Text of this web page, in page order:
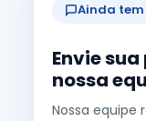
Ainda
Envie
nossa
Nossa equipe